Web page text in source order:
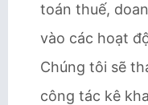
toán thuế,
vào các hoạt
Chúng tôi sẽ
công tác kê